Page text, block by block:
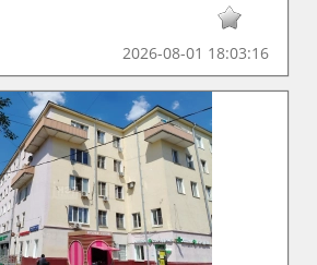
2026-08-01 18:03:16